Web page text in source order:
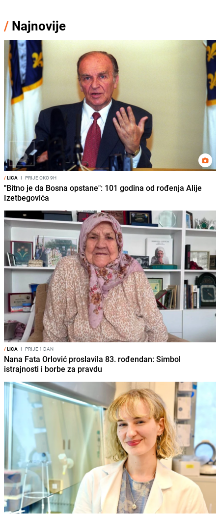
/ Najnovije
/LICA I PRIJE OKO 9H
"Bitno je da Bosna opstane": 101 godina od rođenja Alije
Izetbegovića
/LICA I PRIJE 1 DAN
Nana Fata Orlović proslavila 83. rođendan: Simbol
istrajnosti i borbe za pravdu